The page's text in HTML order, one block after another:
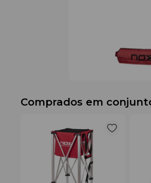
Comprados em